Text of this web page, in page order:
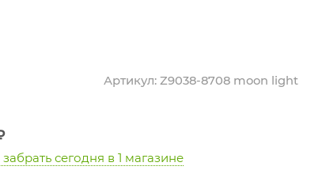
Артикул: Z9038-8708 moon light
сегодня в 1 магазине